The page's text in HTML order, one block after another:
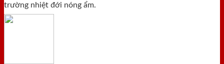
trường nhiệt đới nóng ẩm.